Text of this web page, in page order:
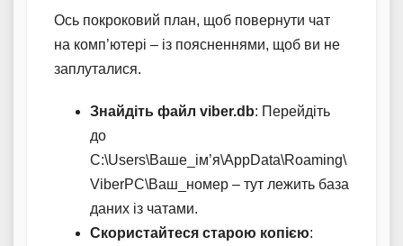
Ось покроковий план, щоб повернути чат
на комп’ютері – із поясненнями, щоб ви не
заплуталися.
Знайдіть файл viber.db: Перейдіть
до
C:\Users\Ваше_ім’я\AppData\Roaming\
ViberPC\Ваш_номер – тут лежить база
даних із чатами.
Скористайтеся старою копією: